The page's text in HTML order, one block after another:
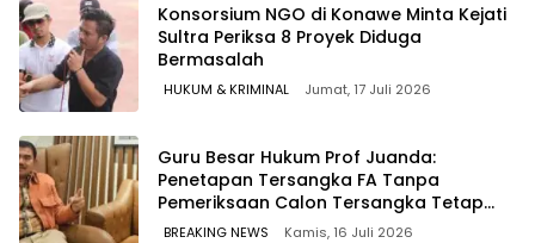
Konsorsium NGO di Konawe Minta Kejati
Sultra Periksa 8 Proyek Diduga
Bermasalah ‎
HUKUM & KRIMINAL Jumat, 17 Juli 2026
Guru Besar Hukum Prof Juanda:
Penetapan Tersangka FA Tanpa
Pemeriksaan Calon Tersangka Tetap
Sah Secara Hukum
BREAKING NEWS Kamis, 16 Juli 2026